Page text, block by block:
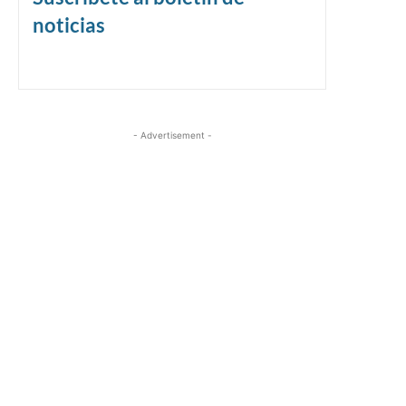
noticias
- Advertisement -